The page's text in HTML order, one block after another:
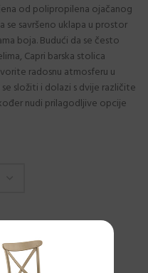
od polipropilena ojačanog
se savršeno uklapa u prostor
boja. Budući da se često
Capri barska stolica
radosnu atmosferu u
složiti i dolazi s dvije različite
nudi prilagodljive opcije